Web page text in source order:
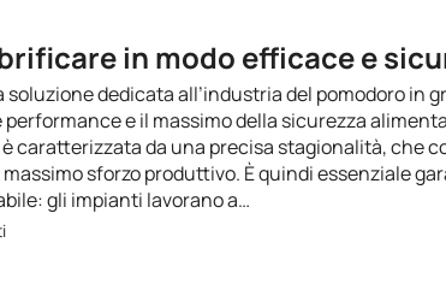
in modo efficace e
dedicata all’industria del pomodoro in
e il massimo della sicurezza
caratterizzata da una precisa stagionalità, che
sforzo produttivo. È quindi essenziale
gli impianti lavorano a…